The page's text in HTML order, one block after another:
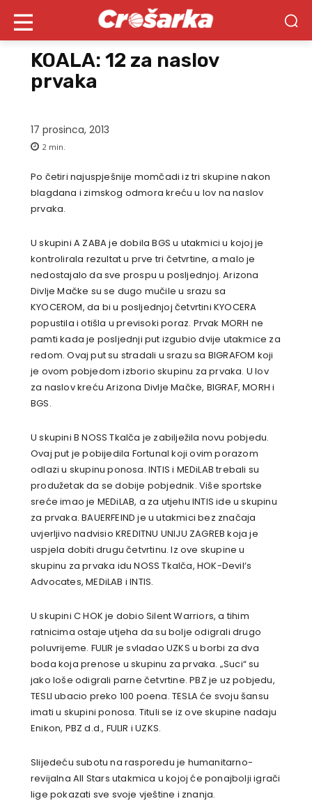
KOALA: 12 za naslov
prvaka
17 prosinca, 2013
2 min.
Po četiri najuspješnije momčadi iz tri skupine nakon
blagdana i zimskog odmora kreću u lov na naslov
prvaka.
U skupini A ZABA je dobila BGS u utakmici u kojoj je
kontrolirala rezultat u prve tri četvrtine, a malo je
nedostajalo da sve prospu u posljednjoj. Arizona
Divlje Mačke su se dugo mučile u srazu sa
KYOCEROM, da bi u posljednjoj četvrtini KYOCERA
popustila i otišla u previsoki poraz. Prvak MORH ne
pamti kada je posljednji put izgubio dvije utakmice za
redom. Ovaj put su stradali u srazu sa BIGRAFOM koji
je ovom pobjedom izborio skupinu za prvaka. U lov
za naslov kreću Arizona Divlje Mačke, BIGRAF, MORH i
BGS.
U skupini B NOSS Tkalča je zabilježila novu pobjedu.
Ovaj put je pobijedila Fortunal koji ovim porazom
odlazi u skupinu ponosa. INTIS i MEDiLAB trebali su
produžetak da se dobije pobjednik. Više sportske
sreće imao je MEDiLAB, a za utjehu INTIS ide u skupinu
za prvaka. BAUERFEIND je u utakmici bez značaja
uvjerljivo nadvisio KREDITNU UNIJU ZAGREB koja je
uspjela dobiti drugu četvrtinu. Iz ove skupine u
skupinu za prvaka idu NOSS Tkalča, HOK-Devil’s
Advocates, MEDiLAB i INTIS.
U skupini C HOK je dobio Silent Warriors, a tihim
ratnicima ostaje utjeha da su bolje odigrali drugo
poluvrijeme. FULIR je svladao UZKS u borbi za dva
boda koja prenose u skupinu za prvaka. „Suci“ su
jako loše odigrali parne četvrtine. PBZ je uz pobjedu,
TESLI ubacio preko 100 poena. TESLA će svoju šansu
imati u skupini ponosa. Tituli se iz ove skupine nadaju
Enikon, PBZ d.d., FULIR i UZKS.
Slijedeću subotu na rasporedu je humanitarno-
revijalna All Stars utakmica u kojoj će ponajbolji igrači
lige pokazati sve svoje vještine i znanja.